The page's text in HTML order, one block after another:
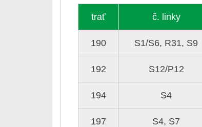
trať č. linky
190 S1/S6, R31, S9
192 S12/P12
194 S4
197 S4, S7